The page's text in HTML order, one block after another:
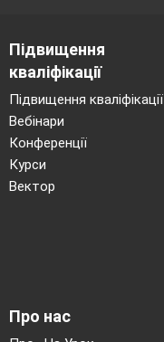
Підвищення
кваліфікації
Підвищення кваліфікації
Вебінари
Конференції
Курси
Вектор
Про нас